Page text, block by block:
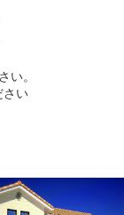
い。
さい